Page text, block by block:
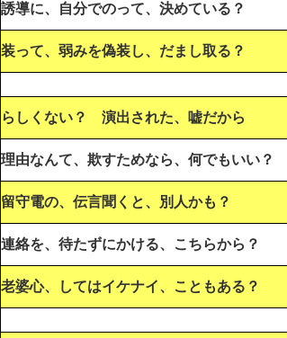
誘導に、自分でのって、決めている？
装って、弱みを偽装し、だまし取る？
らしくない？ 演出された、嘘だから
理由なんて、欺すためなら、何でもいい？
留守電の、伝言聞くと、別人かも？
連絡を、待たずにかける、こちらから？
老婆心、してはイケナイ、こともある？